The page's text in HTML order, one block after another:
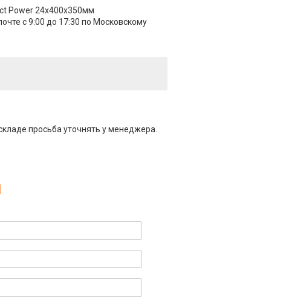
Power 24х400х350мм
с 9:00 до 17:30 по Московскому
просьба уточнять у менеджера.